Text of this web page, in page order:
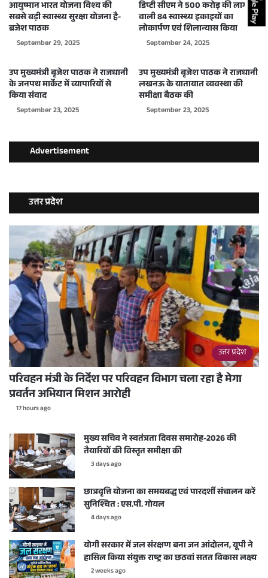
आयुष्मान भारत योजना विश्व की
सबसे बड़ी स्वास्थ्य सुरक्षा योजना है-
ब्रजेश पाठक
September 29, 2025
डिप्टी सीएम ने 500 करोड़ की लागत
वाली 84 स्वास्थ्य इकाइयों का
लोकार्पण एवं शिलान्यास किया
September 24, 2025
उप मुख्यमंत्री बृजेश पाठक ने राजधानी
के जनपथ मार्केट में व्यापारियों से
किया संवाद
September 23, 2025
उप मुख्यमंत्री बृजेश पाठक ने राजधानी
लखनऊ के यातायात व्यवस्था की
समीक्षा बैठक की
September 23, 2025
Advertisement
उत्तर प्रदेश
उत्तर प्रदेश
परिवहन मंत्री के निर्देश पर परिवहन विभाग चला रहा है मेगा
प्रवर्तन अभियान मिशन आरोही
17 hours ago
मुख्य सचिव ने स्वतंत्रता दिवस समारोह-2026 की
तैयारियों की विस्तृत समीक्षा की
3 days ago
छात्रवृत्ति योजना का समयबद्ध एवं पारदर्शी संचालन करें
सुनिश्चित : एस.पी. गोयल
4 days ago
योगी सरकार में जल संरक्षण बना जन आंदोलन, यूपी ने
हासिल किया संयुक्त राष्ट्र का छठवां सतत विकास लक्ष्य
2 weeks ago